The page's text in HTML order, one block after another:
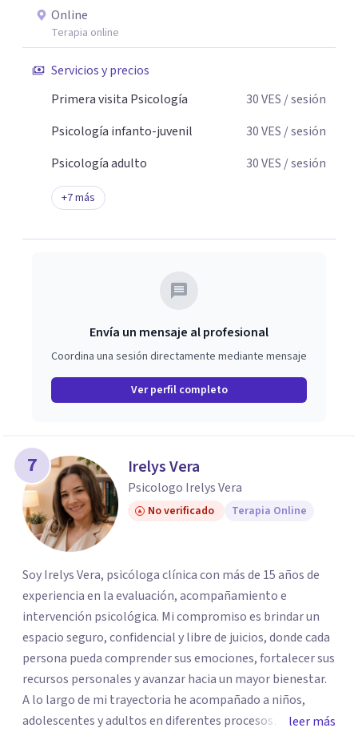
formación en psicodrama, lo que me permite integrar la
emoción, el cuerpo y la historia personal en cada proceso.
En consulta encontrarás un espacio seguro, confidencial
y libre de juicios. Un lugar donde puedas hablar con
libertad, sentirte escuchada y acompañada, y construir
ofrecerte una terapia cercana, respetuosa y
profundamente humana
Online
Terapia online
Servicios y precios
Primera visita Psicología
30VES / sesión
Psicología infanto-juvenil
30VES / sesión
Psicología adulto
30VES / sesión
+7más
Envía un mensaje al profesional
Coordina una sesión directamente mediante mensaje
Ver perfil completo
7 Irelys Vera
Psicologo Irelys Vera
No verificado Terapia Online
Soy Irelys Vera, psicóloga clínica con más de 15 años de
experiencia en la evaluación, acompañamiento e
intervención psicológica. Mi compromiso es brindar un
espacio seguro, confidencial y libre de juicios, donde cada
persona pueda comprender sus emociones, fortalecer sus
recursos personales y avanzar hacia un mayor bienestar.
A lo largo de mi trayectoria he acompañado a niños,
adolescentes y adultos en diferentes procesos
leer más